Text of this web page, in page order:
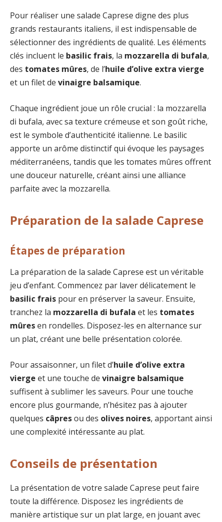
Pour réaliser une salade Caprese digne des plus
grands restaurants italiens, il est indispensable de
sélectionner des ingrédients de qualité. Les éléments
clés incluent le basilic frais, la mozzarella di bufala,
des tomates mûres, de l’huile d’olive extra vierge
et un filet de vinaigre balsamique.
Chaque ingrédient joue un rôle crucial : la mozzarella
di bufala, avec sa texture crémeuse et son goût riche,
est le symbole d’authenticité italienne. Le basilic
apporte un arôme distinctif qui évoque les paysages
méditerranéens, tandis que les tomates mûres offrent
une douceur naturelle, créant ainsi une alliance
parfaite avec la mozzarella.
Préparation de la salade Caprese
Étapes de préparation
La préparation de la salade Caprese est un véritable
jeu d’enfant. Commencez par laver délicatement le
basilic frais pour en préserver la saveur. Ensuite,
tranchez la mozzarella di bufala et les tomates
mûresen rondelles. Disposez-les en alternance sur
un plat, créant une belle présentation colorée.
Pour assaisonner, un filet d’huile d’olive extra
vierge et une touche de vinaigre balsamique
suffisent à sublimer les saveurs. Pour une touche
encore plus gourmande, n’hésitez pas à ajouter
quelques câpresou des olives noires, apportant ainsi
une complexité intéressante au plat.
Conseils de présentation
La présentation de votre salade Caprese peut faire
toute la différence. Disposez les ingrédients de
manière artistique sur un plat large, en jouant avec